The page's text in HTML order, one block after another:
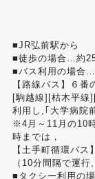
■JR弘前駅から
■徒歩の場合…約
■バス利用の場合
【路線バス】６番
[駒越線][枯木平線
利用し,｢大学病院
※4月～11月の10
時までは，
【土手町循環バス
（10分間隔で運行
■タクシー利用の